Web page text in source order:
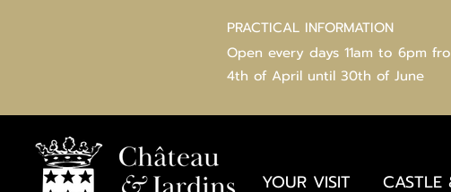
PRACTICAL INFORMATION
Open every days 11am to 6pm
4th of April until 30th of June
YOUR VISIT CASTLE